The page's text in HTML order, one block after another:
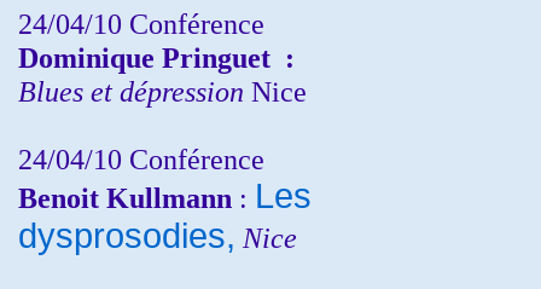
24/04/10 Conférence
Dominique Pringuet :
Blues et dépression Nice
24/04/10 Conférence
Benoit Kullmann : Les
dysprosodies, Nice